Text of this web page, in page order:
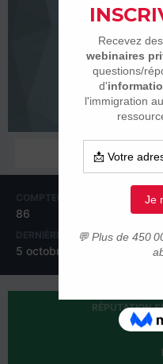
COMPTEUR DE CONTENUS
86
DERNIÈRE VISITE
5 octobre 2016
RÉPUTATION